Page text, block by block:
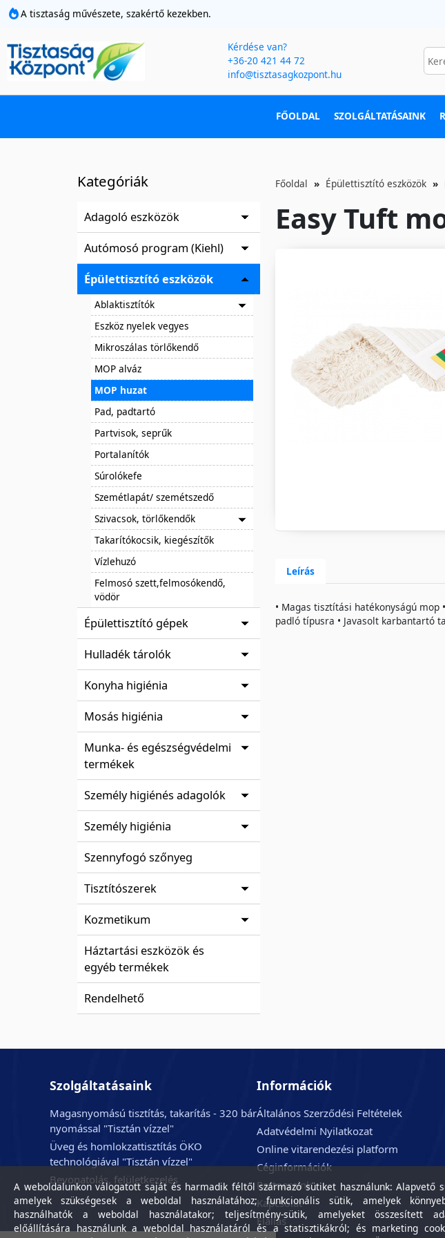
A tisztaság művészete, szakértő kezekben.
Kérdése van?
+36-20 421 44 72
info@tisztasagkozpont.hu
FŐOLDAL SZOLGÁLTATÁSAINK
Kategóriák
Adagoló eszközök
Autómosó program (Kiehl)
Épülettisztító eszközök
Ablaktisztítók
Eszköz nyelek vegyes
Mikroszálas törlőkendő
MOP alváz
MOP huzat
Pad, padtartó
Partvisok, seprűk
Portalanítók
Súrolókefe
Szemétlapát/ szemétszedő
Szivacsok, törlőkendők
Takarítókocsik, kiegészítők
Vízlehuzó
Felmosó szett,felmosókendő,
vödör
Épülettisztító gépek
Hulladék tárolók
Konyha higiénia
Mosás higiénia
Munka- és egészségvédelmi
termékek
Személy higiénés adagolók
Személy higiénia
Szennyfogó szőnyeg
Tisztítószerek
Kozmetikum
Háztartási eszközök és
egyéb termékek
Rendelhető
Főoldal Épülettisztító eszközök
Easy Tuft
Leírás
• Magas tisztítási hatékonyságú mop
padló típusra • Javasolt karbantartó
Szolgáltatásaink
Magasnyomású tisztítás, takarítás - 320 bár
nyomással "Tisztán vízzel"
Üveg és homlokzattisztítás ÖKO
technológiával "Tisztán vízzel"
Bevonatolás, felületkezelés
Információk
Általános Szerződési Feltételek
Adatvédelmi Nyilatkozat
Online vitarendezési platform
Céginformációk
Partnereink
Kapcsolat
Elállás
A weboldalunkon válogatott saját és harmadik féltől származó sütiket használunk: Alapvető
amelyek szükségesek a weboldal használatához; funkcionális sütik, amelyek
használhatók a weboldal használatakor; teljesítmény-sütik, amelyeket összesített
előállítására használunk a weboldal használatáról és a statisztikákról; és marketing